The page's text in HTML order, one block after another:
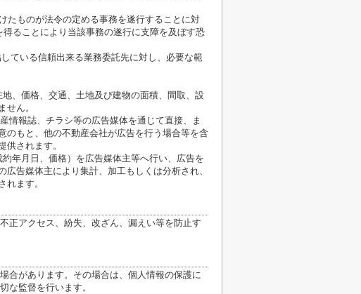
たものが法令の定める事務を遂行することに対
ることにより当該事務の遂行に支障を及ぼす恐
ている信頼出来る業務委託先に対し、必要な範
、価格、交通、土地及び建物の面積、間取、設
せん。
情報誌、チラシ等の広告媒体を通じて直接、ま
のもと、他の不動産会社が広告を行う場合等を含
供されます。
年月日、価格）を広告媒体主等へ行い、広告を
告媒体主により集計、加工もしくは分析され、
れます。
正アクセス、紛失、改ざん、漏えい等を防止す
合があります。その場合は、個人情報の保護に
な監督を行います。